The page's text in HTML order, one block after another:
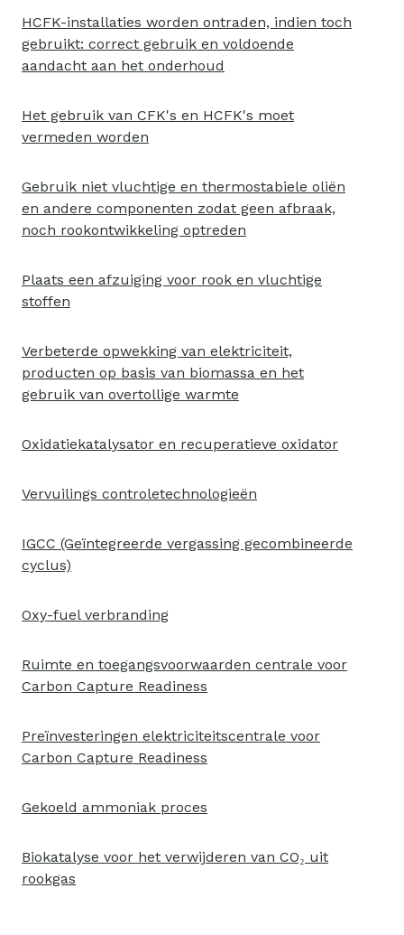
HCFK-installaties worden ontraden, indien toch
gebruikt: correct gebruik en voldoende
aandacht aan het onderhoud
Het gebruik van CFK's en HCFK's moet
vermeden worden
Gebruik niet vluchtige en thermostabiele oliën
en andere componenten zodat geen afbraak,
noch rookontwikkeling optreden
Plaats een afzuiging voor rook en vluchtige
stoffen
Verbeterde opwekking van elektriciteit,
producten op basis van biomassa en het
gebruik van overtollige warmte
Oxidatiekatalysator en recuperatieve oxidator
Vervuilings controletechnologieën
IGCC (Geïntegreerde vergassing gecombineerde
cyclus)
Oxy-fuel verbranding
Ruimte en toegangsvoorwaarden centrale voor
Carbon Capture Readiness
Preïnvesteringen elektriciteitscentrale voor
Carbon Capture Readiness
Gekoeld ammoniak proces
Biokatalyse voor het verwijderen van CO₂ uit
rookgas